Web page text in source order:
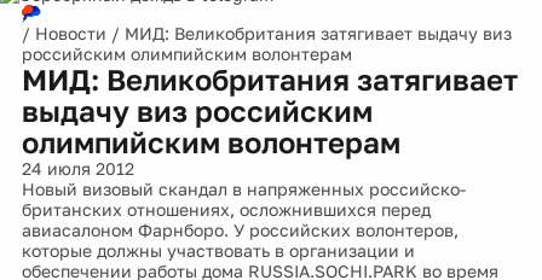
/ Новости / МИД: Великобритания затягивает выдачу виз
российским олимпийским волонтерам
МИД: Великобритания затягивает
выдачу виз российским
олимпийским волонтерам
24 июля 2012
Новый визовый скандал в напряженных российско-
британских отношениях, осложнившихся перед
авиасалоном Фарнборо. У российских волонтеров,
которые должны участвовать в организации и
обеспечении работы дома RUSSIA.SOCHI.PARK во время